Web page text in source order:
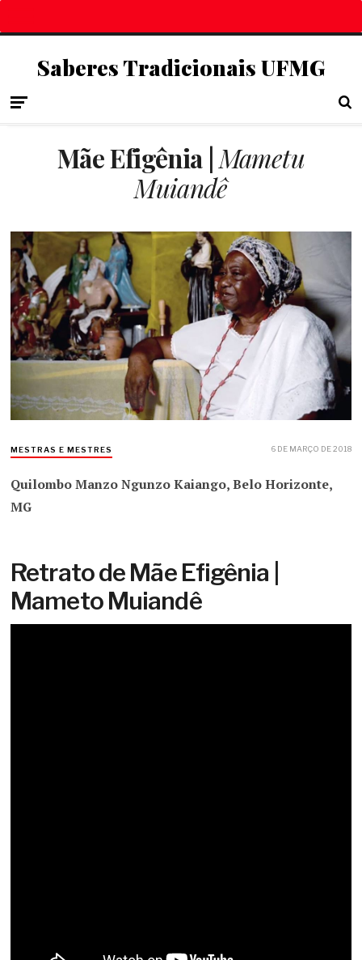
Saberes Tradicionais UFMG
Mãe Efigênia | Mametu
Muiandê
MESTRAS E MESTRES 6 DE MARÇO DE 2018
Quilombo Manzo Ngunzo Kaiango, Belo Horizonte,
MG
Retrato de Mãe Efigênia |
Mameto Muiandê